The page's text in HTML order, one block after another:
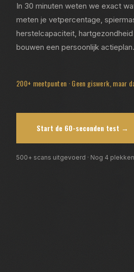
In 30 minuten weten we exact
meten je vetpercentage,
herstelcapaciteit,
bouwen een persoonlijk actieplan.
200+ meetpunten · Geen giswerk, maar
Start de 60-seconden test →
500+ scans uitgevoerd · Nog 4